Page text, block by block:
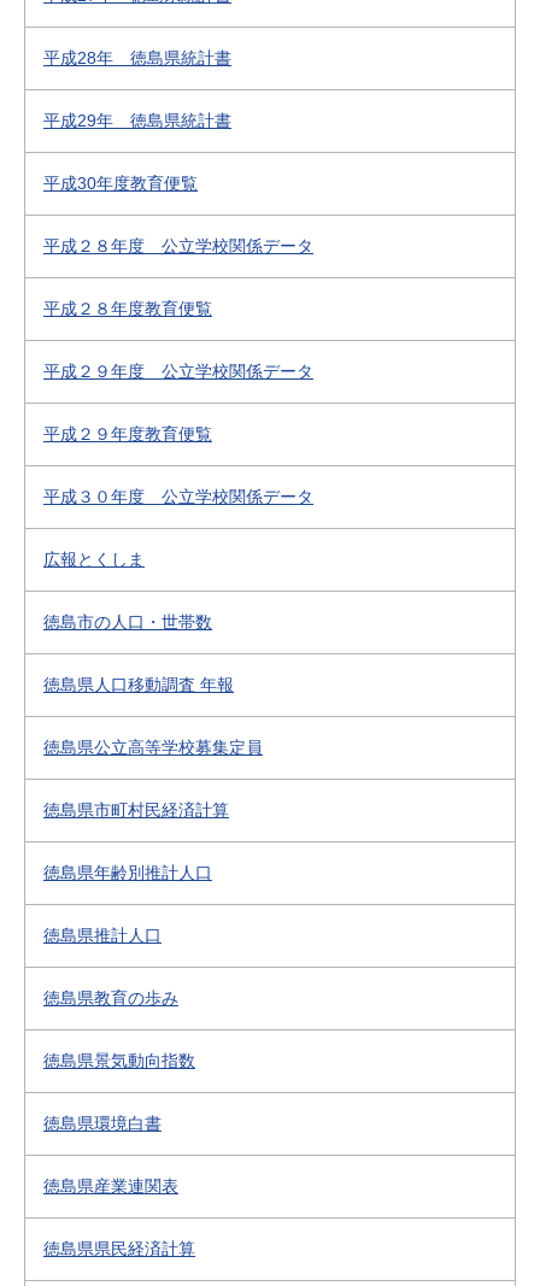
平成28年 徳島県統計書
平成29年 徳島県統計書
平成30年度教育便覧
平成２８年度 公立学校関係データ
平成２８年度教育便覧
平成２９年度 公立学校関係データ
平成２９年度教育便覧
平成３０年度 公立学校関係データ
広報とくしま
徳島市の人口・世帯数
徳島県人口移動調査 年報
徳島県公立高等学校募集定員
徳島県市町村民経済計算
徳島県年齢別推計人口
徳島県推計人口
徳島県教育の歩み
徳島県景気動向指数
徳島県環境白書
徳島県産業連関表
徳島県県民経済計算